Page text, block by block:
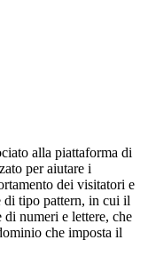
alla piattaforma di
per aiutare i
dei visitatori e
di tipo pattern, in cui il
di numeri e lettere, che
che imposta il